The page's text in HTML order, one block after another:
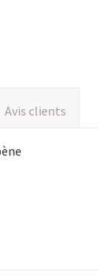
Avis clients